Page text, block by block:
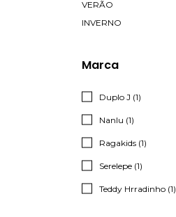
VERÃO
INVERNO
Marca
Duplo J (1)
Nanlu (1)
Ragakids (1)
Serelepe (1)
Teddy Hrradinho (1)